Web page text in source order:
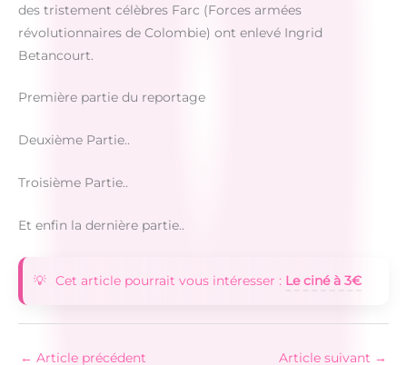
des tristement célèbres Farc (Forces armées
révolutionnaires de Colombie) ont enlevé Ingrid
Betancourt.
Première partie du reportage
Deuxième Partie..
Troisième Partie..
Et enfin la dernière partie..
Cet article pourrait vous intéresser : Le ciné à 3€
← Article précédent Article suivant →